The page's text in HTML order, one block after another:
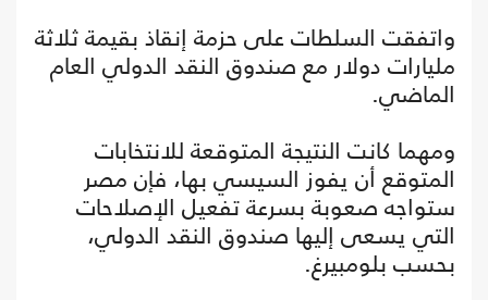
واتفقت السلطات على حزمة إنقاذ بقيمة ثلاثة
مليارات دولار مع صندوق النقد الدولي العام
الماضي.
ومهما كانت النتيجة المتوقعة للانتخابات
المتوقع أن يفوز السيسي بها، فإن مصر
ستواجه صعوبة بسرعة تفعيل الإصلاحات
التي يسعى إليها صندوق النقد الدولي،
بحسب بلومبيرغ.